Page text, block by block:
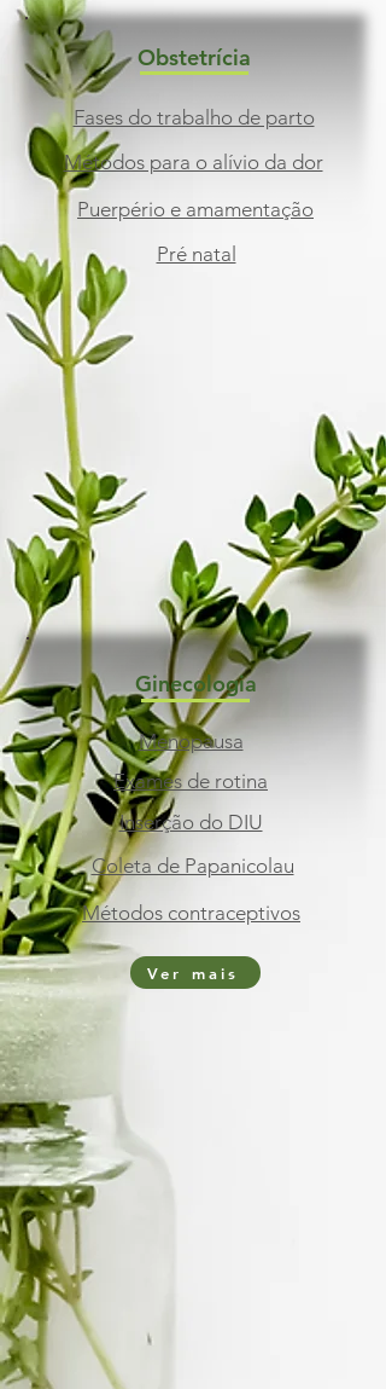
Obstetrícia
Fases do trabalho de parto
Métodos para o alívio da dor
Puerpério e amamentação
Pré natal
Ginecologia
Menopausa
Exames de rotina
Inserção do DIU
Coleta de Papanicolau
Métodos contraceptivos
Ver mais